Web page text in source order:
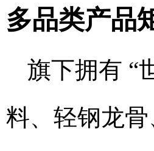
多品类产品
旗下拥有 “
料、轻钢龙